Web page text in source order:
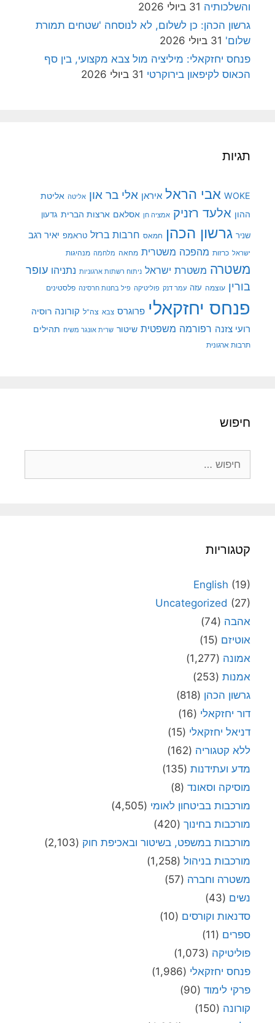
והשלכותיה 31 ביולי 2026
גרשון הכהן: כן לשלום, לא לנוסחה 'שטחים תמורת
שלום' 31 ביולי 2026
פנחס יחזקאלי: מיליציה מול צבא מקצועי, בין סף
הכאוס לקיפאון בירוקרטי 31 ביולי 2026
תגיות
WOKE אבי הראל איראן אלי בר און אליטה אליטת
ההון אלעד רזניק אמציה חן אסלאם ארצות הברית גדעון
שניר גרשון הכהן חמאס חרבות ברזל טראמפ יאיר רגב
ישראל כרזות מהפכה משטרית מחאה מלחמה מנהיגות
משטרה משטרת ישראל ניתוח רשתות ארגוניות נתניהו עופר
בורין עוצמה עזה עמר דנק פוליטיקה פיל בחנות חרסינה פלסטינים
פנחס יחזקאלי פרוגרס צבא צה"ל קורונה רוסיה
רועי צזנה רפורמה משפטית שיטור שרית אונגר משיח תהילים
תרבות ארגונית
חיפוש
קטגוריות
English (19)
Uncategorized (27)
אהבה (74)
אוטיזם (15)
אמונה (1,277)
אמנות (253)
גרשון הכהן (818)
דור יחזקאלי (16)
דניאל יחזקאלי (15)
ללא קטגוריה (162)
מדע ועתידנות (135)
מוסיקה וסאונד (8)
מורכבות בביטחון לאומי (4,505)
מורכבות בחינוך (420)
מורכבות במשפט, בשיטור ובאכיפת חוק (2,103)
מורכבות בניהול (1,258)
משטרה וחברה (57)
נשים (43)
סדנאות וקורסים (10)
ספרים (11)
פוליטיקה (1,073)
פנחס יחזקאלי (1,986)
פרקי לימוד (90)
קורונה (150)